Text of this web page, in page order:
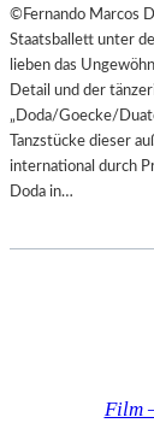
©Fernando Marcos
Staatsballett unter
lieben das
Detail und der
„Doda/Goecke/
Tanzstücke dieser
international durch
Doda in…
Film